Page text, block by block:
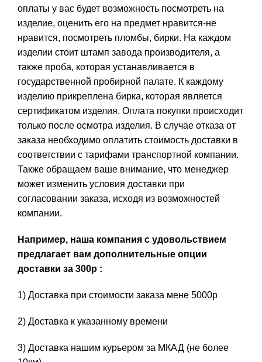
оплаты у вас будет возможность посмотреть на
изделие, оценить его на предмет нравится-не
нравится, посмотреть пломбы, бирки. На каждом
изделии стоит штамп завода производителя, а
также проба, которая устанавливается в
государственной пробирной палате. К каждому
изделию прикреплена бирка, которая является
сертификатом изделия. Оплата покупки происходит
только после осмотра изделия. В случае отказа от
заказа необходимо оплатить стоимость доставки в
соответствии с тарифами транспортной компании.
Также обращаем ваше внимание, что менеджер
может изменить условия доставки при
согласовании заказа, исходя из возможностей
компании.
Например, наша компания с удовольствием
предлагает вам дополнительные опции
доставки за 300р :
1) Доставка при стоимости заказа мене 5000р
2) Доставка к указанному времени
3) Доставка нашим курьером за МКАД (не более